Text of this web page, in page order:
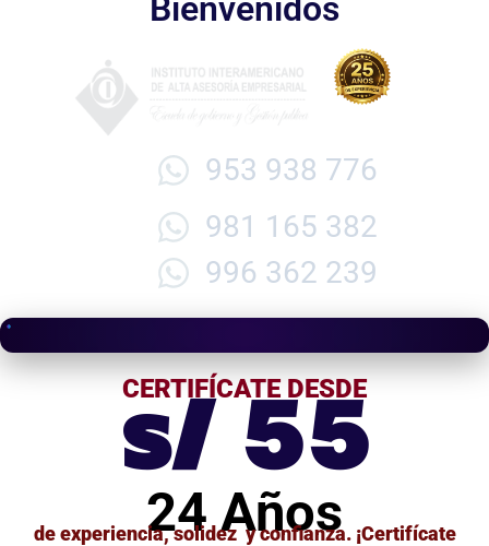
Bienvenidos
953 938 776
981 165 382
996 362 239
CERTIFÍCATE DESDE
s/ 55
24 Años
de experiencia, solidez y confianza. ¡Certifícate